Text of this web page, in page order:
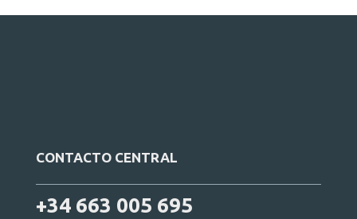
CONTACTO CENTRAL
+34 663 005 695